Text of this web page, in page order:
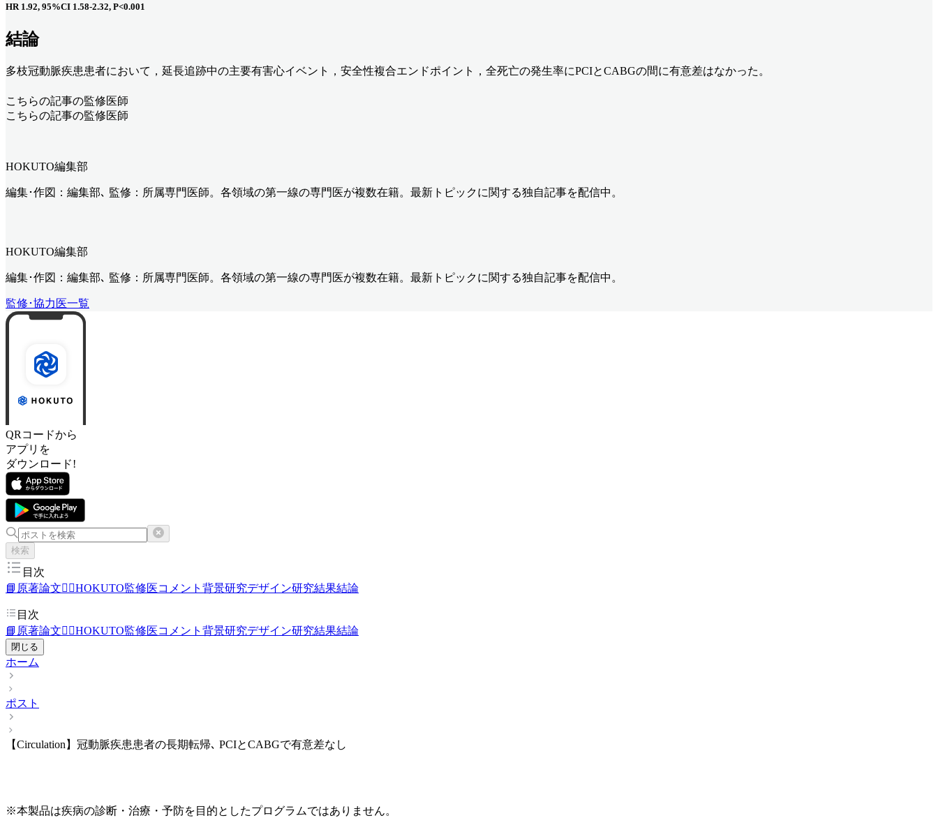
HR 1.92, 95%CI 1.58-2.32, P<0.001
結論
多枝冠動脈疾患患者において，延長追跡中の主要有害心イベント，安全性複合エンドポイント，全死亡の発生率にPCIとCABGの間に有意差はなかった。
こちらの記事の監修医師
こちらの記事の監修医師
HOKUTO編集部
編集･作図：編集部､ 監修：所属専門医師。各領域の第一線の専門医が複数在籍。最新トピックに関する独自記事を配信中。
HOKUTO編集部
編集･作図：編集部､ 監修：所属専門医師。各領域の第一線の専門医が複数在籍。最新トピックに関する独自記事を配信中。
監修･協力医一覧
QRコードから
アプリを
ダウンロード!
検索
目次
📘原著論文👨‍⚕️HOKUTO監修医コメント 背景研究デザイン研究結果結論
目次
📘原著論文👨‍⚕️HOKUTO監修医コメント 背景研究デザイン研究結果結論
閉じる
ホーム
ポスト
【Circulation】冠動脈疾患患者の長期転帰､ PCIとCABGで有意差なし
※本製品は疾病の診断・治療・予防を目的としたプログラムではありません。